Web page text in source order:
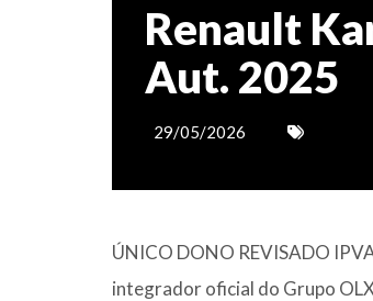
Renault
Aut. 2025
29/05/2026
ÚNICO DONO REVISADO
integrador oficial do Grupo